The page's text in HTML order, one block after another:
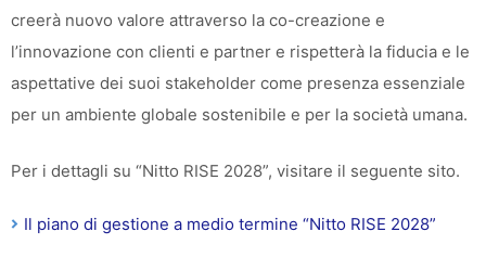
creerà nuovo valore attraverso la co-creazione e
l’innovazione con clienti e partner e rispetterà la fiducia e le
aspettative dei suoi stakeholder come presenza essenziale
per un ambiente globale sostenibile e per la società umana.
Per i dettagli su “Nitto RISE 2028”, visitare il seguente sito.
Il piano di gestione a medio termine “Nitto RISE 2028”